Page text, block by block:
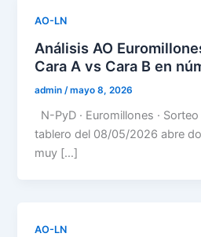
AO-LN
Análisis AO
Cara A vs Cara B en
admin /mayo 8, 2026
N-PyD · Euromillones ·
tablero del 08/05/2026 abre
muy […]
AO-LN